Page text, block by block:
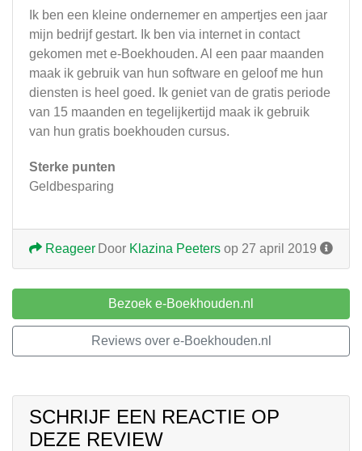
Ik ben een kleine ondernemer en ampertjes een jaar
mijn bedrijf gestart. Ik ben via internet in contact
gekomen met e-Boekhouden. Al een paar maanden
maak ik gebruik van hun software en geloof me hun
diensten is heel goed. Ik geniet van de gratis periode
van 15 maanden en tegelijkertijd maak ik gebruik
van hun gratis boekhouden cursus.
Sterke punten
Geldbesparing
Door Klazina Peeters op 27 april 2019
Reageer
Bezoek e-Boekhouden.nl
Reviews over e-Boekhouden.nl
SCHRIJF EEN REACTIE OP
DEZE REVIEW